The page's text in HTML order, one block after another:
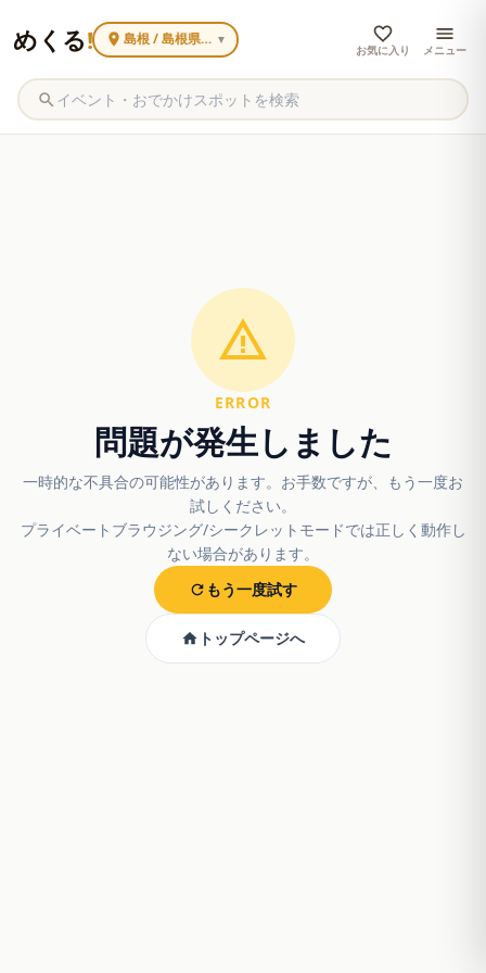
めくる! 島根 / 島根県内で広く見る
▼
お気に入り メニュー
ERROR
問題が発生しました
一時的な不具合の可能性があります。お手数ですが、もう一度お
試しください。
プライベートブラウジング/シークレットモードでは正しく動作し
ない場合があります。
もう一度試す
トップページへ